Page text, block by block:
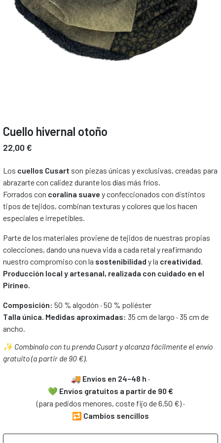
Cuello hivernal otoño
22,00 €
Los cuellos Cusart son piezas únicas y exclusivas, creadas para
abrazarte con calidez durante los días más fríos.
Forrados con coralina suave y confeccionados con distintos
tipos de tejidos, combinan texturas y colores que los hacen
especiales e irrepetibles.
Parte de los materiales proviene de tejidos de nuestras propias
colecciones, dando una nueva vida a cada retal y reafirmando
nuestro compromiso con la sostenibilidad y la creatividad.
Producción local y artesanal, realizada con cuidado en el
Pirineo.
Composición: 50 % algodón · 50 % poliéster
Talla única. Medidas aproximadas: 35 cm de largo · 35 cm de
ancho.
✨ Combínalo con tu prenda Cusart y alcanza fácilmente el envío
gratuito (a partir de 90 €).
🚚 Envíos en 24–48 h ·
💚 Envíos gratuitos a partir de 90 €
(para pedidos menores, coste fijo de 6,50 €) ·
🔁 Cambios sencillos